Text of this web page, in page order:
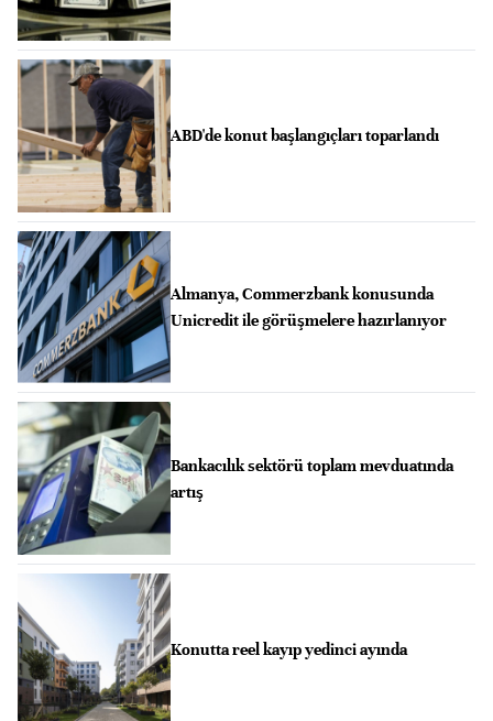
ABD'de konut başlangıçları toparlandı
Almanya, Commerzbank konusunda
Unicredit ile görüşmelere hazırlanıyor
Bankacılık sektörü toplam mevduatında
artış
Konutta reel kayıp yedinci ayında